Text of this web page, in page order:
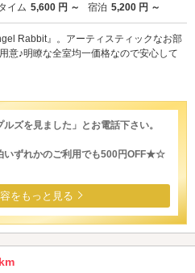
イム 5,600 円 ～ 宿泊 5,200 円 ～
Rabbit』。アーティスティックなお部
意♪明瞭な全室均一価格なので安心して
ズを見ました」とお電話下さい。
ずれかのご利用でも500円OFF★☆
をもっと見る